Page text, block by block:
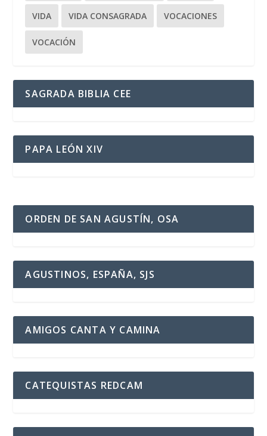
VIDA VIDA CONSAGRADA VOCACIONES
VOCACIÓN
SAGRADA BIBLIA CEE
PAPA LEÓN XIV
ORDEN DE SAN AGUSTÍN, OSA
AGUSTINOS, ESPAÑA, SJS
AMIGOS CANTA Y CAMINA
CATEQUISTAS REDCAM